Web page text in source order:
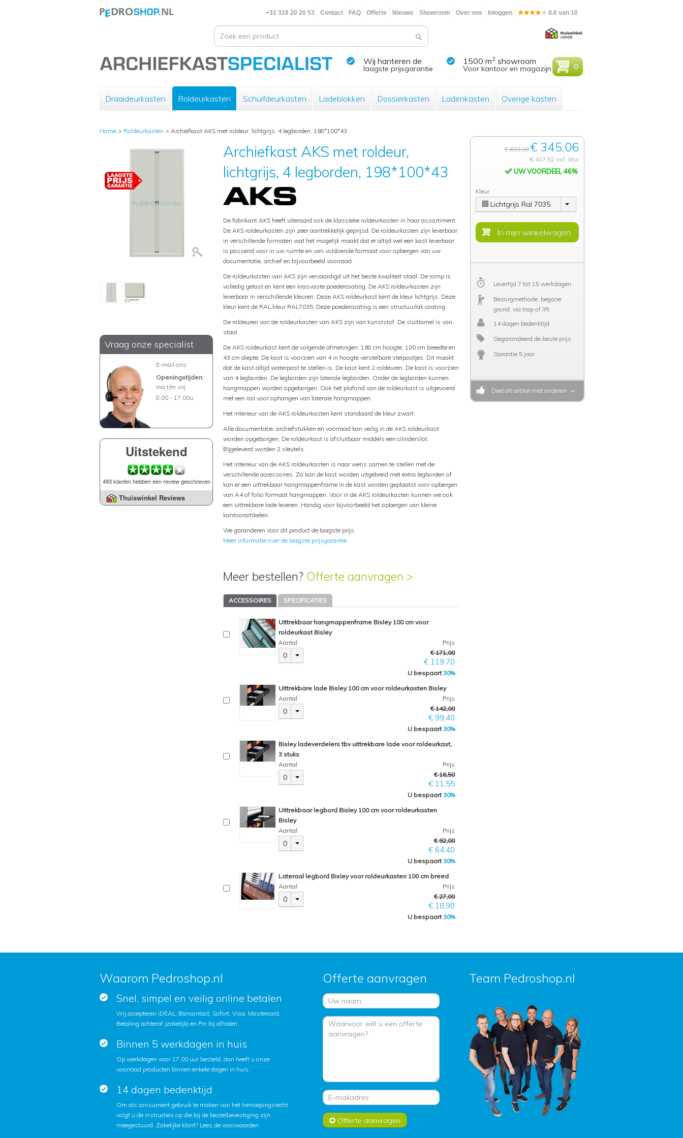
+31 318 20 20 53 Contact FAQ Offerte Nieuws Showroom Over ons Inloggen 8.6 van 10
Wij hanteren de
laagste prijsgarantie
1500 m2 showroom
Voor kantoor en magazijn 0
Draaideurkasten Roldeurkasten Schuifdeurkasten Ladeblokken Dossierkasten Ladenkasten Overige kasten
Home > Roldeurkasten > Archiefkast AKS met roldeur, lichtgrijs, 4 legborden, 198*100*43
Vraag onze specialist
E-mail ons
Openingstijden:
ma t/m vrij
8.00 - 17.00u
Uitstekend
493 klanten hebben een review geschreven
Thuiswinkel Reviews
Archiefkast AKS met roldeur,
lichtgrijs, 4 legborden, 198*100*43
De fabrikant AKS heeft uiteraard ook de klassieke roldeurkasten in haar assortiment.
De AKS roldeurkasten zijn zeer aantrekkelijk geprijsd. De roldeurkasten zijn leverbaar
in verschillende formaten wat het mogelijk maakt dat er altijd wel een kast leverbaar
is passend voor in uw ruimte en van voldoende formaat voor opbergen van uw
documentatie, archief en bijvoorbeeld voorraad.
De roldeurkasten van AKS zijn vervaardigd uit het beste kwaliteit staal. De romp is
volledig gelast en kent een krasvaste poedercoating. De AKS roldeurkasten zijn
leverbaar in verschillende kleuren. Deze AKS roldeurkast kent de kleur lichtgrijs. Deze
kleur kent de RAL kleur RAL7035. Deze poedercoating is een structuurlak coating.
De roldeuren van de roldeurkasten van AKS zijn van kunststof. De sluitlamel is van
staal.
De AKS roldeurkast kent de volgende afmetingen: 198 cm hoogte, 100 cm breedte en
43 cm diepte. De kast is voorzien van 4 in hoogte verstelbare stelpootjes. Dit maakt
dat de kast altijd waterpast te stellen is. De kast kent 2 roldeuren. De kast is voorzien
van 4 legborden. De legborden zijn laterale legborden. Onder de legborden kunnen
hangmappen worden opgeborgen. Ook het plafond van de roldeurkast is uitgevoerd
met een rail voor ophangen van laterale hangmappen.
Het interieur van de AKS roldeurkasten kent standaard de kleur zwart.
Alle documentatie, archiefstukken en voorraad kan veilig in de AKS roldeurkast
worden opgeborgen. De roldeurkast is afsluitbaar middels een cilinderslot.
Bijgeleverd worden 2 sleutels.
Het interieur van de AKS roldeurkasten is naar wens samen te stellen met de
verschillende accessoires. Zo kan de kast worden uitgebreid met extra legborden of
kan er een uittrekbaar hangmappenframe in de kast worden geplaatst voor opbergen
van A4 of folio formaat hangmappen. Voor in de AKS roldeurkasten kunnen we ook
een uittrekbare lade leveren. Handig voor bijvoorbeeld het opbergen van kleine
kantoorartikelen.
We garanderen voor dit product de laagste prijs.
Meer informatie over de laagste prijsgarantie.
Meer bestellen? Offerte aanvragen >
ACCESSOIRES SPECIFICATIES
Uittrekbaar hangmappenframe Bisley 100 cm voor
roldeurkast Bisley
Aantal
0
Prijs
€ 171,00
€ 119,70
U bespaart30%
Uittrekbare lade Bisley 100 cm voor roldeurkasten Bisley
Aantal
0
Prijs
€ 142,00
€ 99,40
U bespaart30%
Bisley ladeverdelers tbv uittrekbare lade voor roldeurkast,
3 stuks
Aantal
0
Prijs
€ 16,50
€ 11,55
U bespaart30%
Uittrekbaar legbord Bisley 100 cm voor roldeurkasten
Bisley
Aantal
0
Prijs
€ 92,00
€ 64,40
U bespaart30%
Lateraal legbord Bisley voor roldeurkasten 100 cm breed
Aantal
0
Prijs
€ 27,00
€ 18,90
U bespaart30%
€ 639,00 € 345,06
€ 417,52 incl. btw
UW VOORDEEL 46%
Kleur
Lichtgrijs Ral 7035
Levertijd 7 tot 15 werkdagen
Bezorgmethode: begane
grond, via trap of lift
14 dagen bedenktijd
Gegarandeerd de beste prijs
Garantie 5 jaar
Deel dit artikel met anderen
Waarom Pedroshop.nl
Snel, simpel en veilig online betalen
Wij accepteren iDEAL, Bancontact, Sofort, Visa, Mastercard,
Betaling achteraf (zakelijk) en Pin bij afhalen.
Binnen 5 werkdagen in huis
Op werkdagen voor 17.00 uur besteld, dan heeft u onze
voorraad producten binnen enkele dagen in huis.
14 dagen bedenktijd
Om als consument gebruik te maken van het herroepingsrecht
volgt u de instructies op die bij de bestelbevestiging zijn
meegestuurd. Zakelijke klant? Lees de voorwaarden.
Offerte aanvragen
Offerte aanvragen
Team Pedroshop.nl